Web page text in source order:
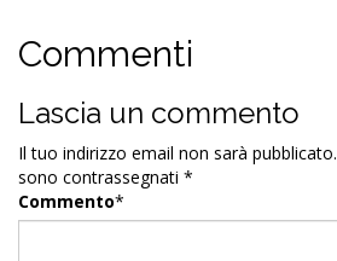
Commenti
Lascia un commento
Il tuo indirizzo email non sarà pubblicato.
sono contrassegnati *
Commento*